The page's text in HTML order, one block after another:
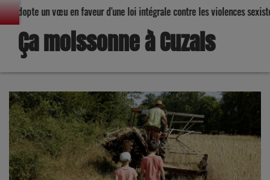
adopte un vœu en faveur d'une loi intégrale contre les violences
Ça moissonne à Cuzals